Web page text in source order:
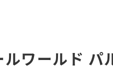
ワールド パ